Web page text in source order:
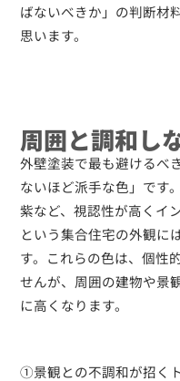
ばないべきか」の判断材
思います。
周囲と調和し
外壁塗装で最も避けるべ
ないほど派手な色」です
紫など、視認性が高くイ
という集合住宅の外観に
す。これらの色は、個性
せんが、周囲の建物や景
に高くなります。
①景観との不調和が招く